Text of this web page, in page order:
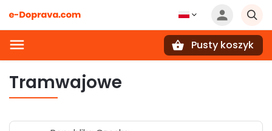
Pusty koszyk
Tramwajowe